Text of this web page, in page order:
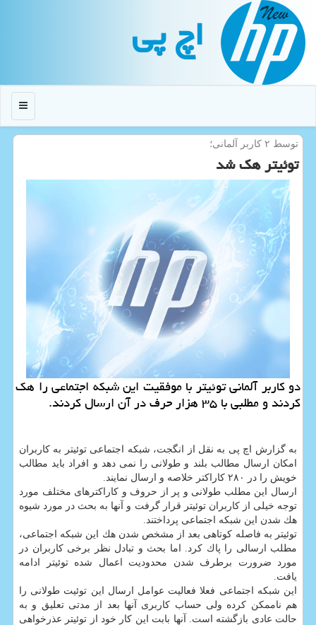
اچ پی
منو
توسط ۲ كاربر آلمانی؛
توئیتر هك شد
دو كاربر آلمانی توئیتر با موفقیت این شبكه اجتماعی را هك
كردند و مطلبی با ۳۵ هزار حرف در آن ارسال كردند.
به گزارش اچ پی به نقل از انگجت، شبكه اجتماعی توئیتر به كاربران
امكان ارسال مطالب بلند و طولانی را نمی دهد و افراد باید مطالب
خویش را در ۲۸۰ كاراكتر خلاصه و ارسال نمایند.
ارسال این مطلب طولانی و پر از حروف و كاراكترهای مختلف مورد
توجه خیلی از كاربران توئیتر قرار گرفت و آنها به بحث در مورد شیوه
هك شدن این شبكه اجتماعی پرداختند.
توئیتر به فاصله كوتاهی بعد از مشخص شدن هك این شبكه اجتماعی،
مطلب ارسالی را پاك كرد. اما بحث و تبادل نظر برخی كاربران در
مورد ضرورت برطرف شدن محدودیت اعمال شده توئیتر ادامه
یافت.
این شبكه اجتماعی فعلا فعالیت عوامل ارسال این توئیت طولانی را
هم ناممكن كرده ولی حساب كاربری آنها بعد از مدتی تعلیق و به
حالت عادی بازگشته است. آنها بابت این كار خود از توئیتر عذرخواهی